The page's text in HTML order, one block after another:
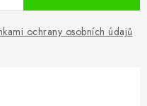
ochrany osobních údajů